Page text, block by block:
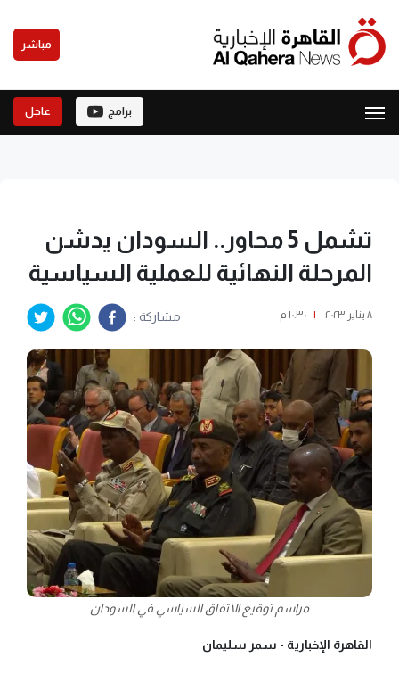
مباشر
برامج عاجل
تشمل 5 محاور.. السودان يدشن
المرحلة النهائية للعملية السياسية
٨ يناير ٢٠٢٣ | ١٠:٣٠ م مشاركة :
مراسم توقيع الاتفاق السياسي في السودان
القاهرة الإخبارية - سمر سليمان